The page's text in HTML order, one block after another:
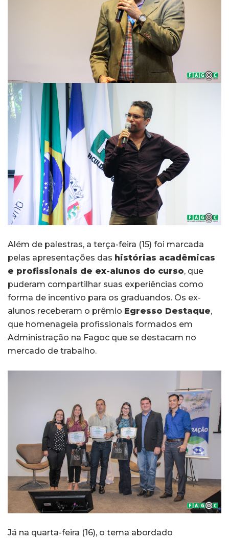
Além de palestras, a terça-feira (15) foi marcada
pelas apresentações das histórias acadêmicas
e profissionais de ex-alunos do curso, que
puderam compartilhar suas experiências como
forma de incentivo para os graduandos. Os ex-
alunos receberam o prêmio Egresso Destaque,
que homenageia profissionais formados em
Administração na Fagoc que se destacam no
mercado de trabalho.
Já na quarta-feira (16), o tema abordado